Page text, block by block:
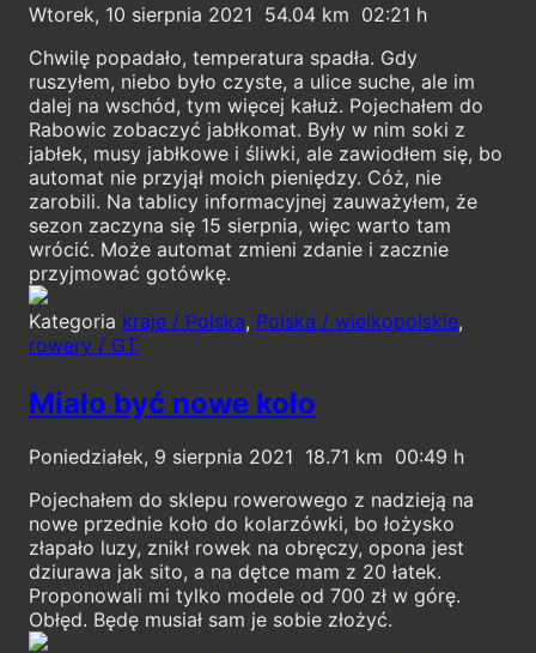
Wtorek, 10 sierpnia 2021 54.04
02:21
Chwilę popadało, temperatura spadła. Gdy
ruszyłem, niebo było czyste, a ulice suche, ale im
dalej na wschód, tym więcej kałuż. Pojechałem do
Rabowic zobaczyć jabłkomat. Były w nim soki z
jabłek, musy jabłkowe i śliwki, ale zawiodłem się, bo
automat nie przyjął moich pieniędzy. Cóż, nie
zarobili. Na tablicy informacyjnej zauważyłem, że
sezon zaczyna się 15 sierpnia, więc warto tam
wrócić. Może automat zmieni zdanie i zacznie
przyjmować gotówkę.
Kategoria kraje / Polska, Polska / wielkopolskie,
rowery / GT
Miało być nowe koło
Poniedziałek, 9 sierpnia 2021 18.71
00:49
Pojechałem do sklepu rowerowego z nadzieją na
nowe przednie koło do kolarzówki, bo łożysko
złapało luzy, znikł rowek na obręczy, opona jest
dziurawa jak sito, a na dętce mam z 20 łatek.
Proponowali mi tylko modele od 700 zł w górę.
Obłęd. Będę musiał sam je sobie złożyć.